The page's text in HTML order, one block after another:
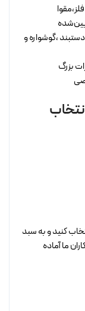
،گوشواره و
بزرگ
کنید و به سبد
ما آماده